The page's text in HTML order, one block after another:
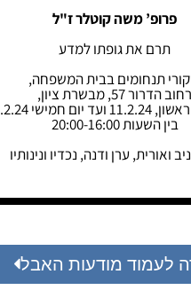
פרופ’ משה קוטלר ז"ל
תרם את גופתו למדע
תנחומים בבית המשפחה,
רחוב הדרור 57, מבשרת ציון,
יום חמישי 15.2.24
בין השעות 20:00-16:00
ואורית, ערן ודנה, נכדיו ונינותיו
לעמוד מודעות האבל